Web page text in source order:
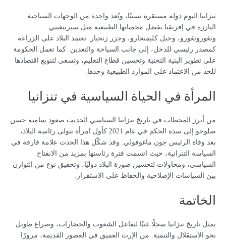
تنزانيا اليوم دولة مستقرة نسبيًا، وتُعد واحدة من الوجهات السياحية
البارزة في إفريقيا بفضل محمياتها الطبيعية مثل سيرينغيتي
ونغورونغورو، وجبل كليمنجارو، وجزر زنجبار. تعتمد البلاد على الزراعة
كمصدر رئيسي للدخل، إلى جانب السياحة والتعدين. كما تعمل الحكومة
على تطوير البنية التحتية وتحسين قطاع التعليم، وتسعى لتنويع اقتصادها
للحد من الاعتماد على الموارد الطبيعية وحدها.
المرأة في الحياة السياسية في تنزانيا
من أبرز المحطات في تاريخ تنزانيا السياسي الحديث صعود سامية حسن
صلوحو إلى سدة الحكم في عام 2021 كأول امرأة تتولى رئاسة البلاد،
بعد وفاة الرئيس جون ماغوفولي. وقد شكّل هذا الحدث علامة فارقة في
السياسة التنزانية، حيث اتسمت فترة رئاستها بمزيد من الانفتاح
السياسي، ومحاولات لتحسين صورة البلاد دوليًا، وتحقيق نوع من التوازن
بين السياسات الإصلاحية والحفاظ على الاستقرار.
الخاتمة
يمثل تاريخ تنزانيا سجلًا غنيًا لتفاعل الشعوب والحضارات، وصراع طويل
نحو الاستقلال والتنمية. من الإرث العميق في العصور القديمة، مرورًا